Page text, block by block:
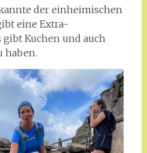
der einheimischen
eine Extra-
gibt Kuchen und auch
haben.